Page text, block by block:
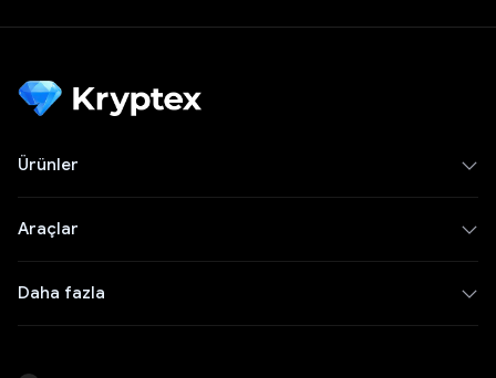
Ürünler
Araçlar
Daha fazla